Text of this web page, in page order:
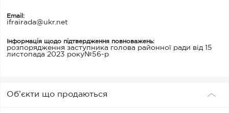
Email:
ifrairada@ukr.net
Інформація щодо підтвердження повноважень:
розпорядження заступника голова районної ради від 15
листопада 2023 року№56-р
Об’єкти що продаються